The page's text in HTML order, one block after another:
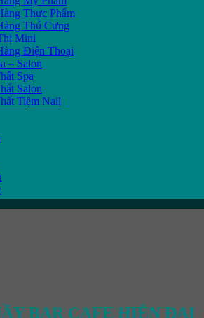
Thực Phẩm
Thú Cưng
Mini
Điện Thoại
– Salon
Spa
Salon
Tiệm Nail
BAR CAFE HIỆN ĐẠI